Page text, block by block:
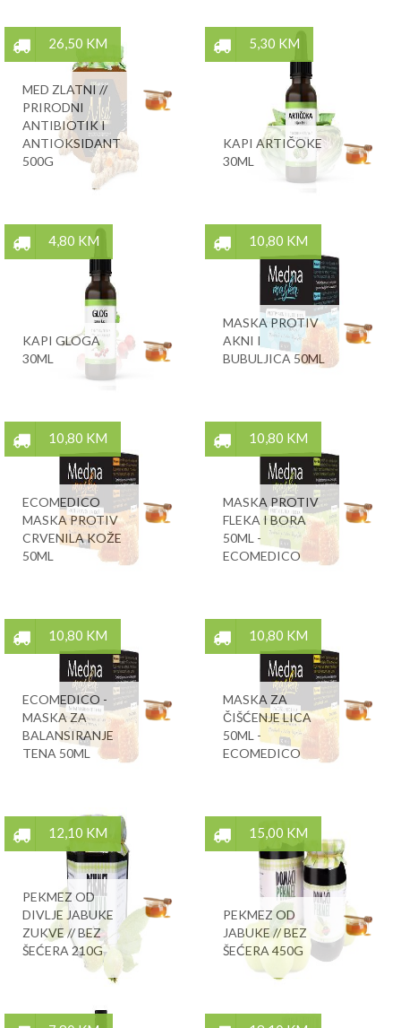
26,50 KM
MED ZLATNI //
PRIRODNI
ANTIBIOTIK I
ANTIOKSIDANT
500G
5,30 KM
KAPI ARTIČOKE
30ML
4,80 KM
KAPI GLOGA
30ML
10,80 KM
MASKA PROTIV
AKNI I
BUBULJICA 50ML
10,80 KM
ECOMEDICO
MASKA PROTIV
CRVENILA KOŽE
50ML
10,80 KM
MASKA PROTIV
FLEKA I BORA
50ML -
ECOMEDICO
10,80 KM
ECOMEDICO -
MASKA ZA
BALANSIRANJE
TENA 50ML
10,80 KM
MASKA ZA
ČIŠĆENJE LICA
50ML -
ECOMEDICO
12,10 KM
PEKMEZ OD
DIVLJE JABUKE
ZUKVE // BEZ
ŠEĆERA 210G
15,00 KM
PEKMEZ OD
JABUKE // BEZ
ŠEĆERA 450G